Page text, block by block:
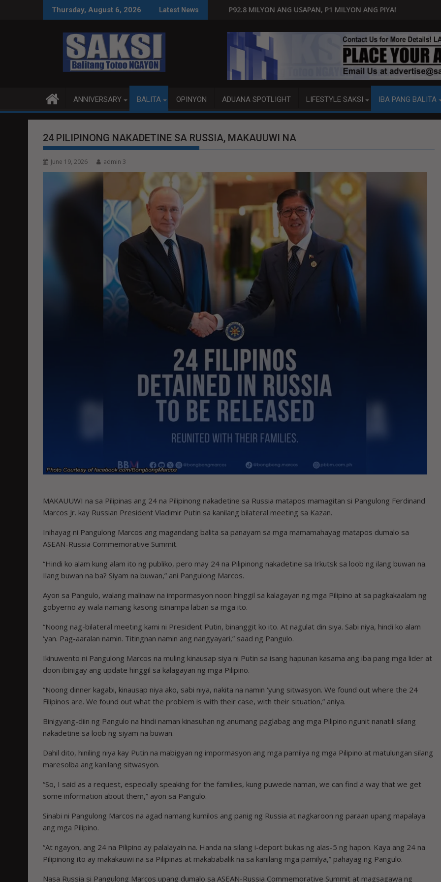
Thursday, August 6, 2026 Latest News
TALKS MAS PRODUKTIBO P92.8 MILYON ANG USAPAN, P1 MILYON ANG PIYANSA? HAGUPIT NG TS MAYMAY
ANNIVERSARY BALITA OPINYON ADUANA SPOTLIGHT LIFESTYLE SAKSI IBA PANG BALITA
24 PILIPINONG NAKADETINE SA RUSSIA, MAKAUUWI NA
June 19, 2026 admin 3
MAKAUUWI na sa Pilipinas ang 24 na Pilipinong nakadetine sa Russia matapos mamagitan si Pangulong Ferdinand
Marcos Jr. kay Russian President Vladimir Putin sa kanilang bilateral meeting sa Kazan.
Inihayag ni Pangulong Marcos ang magandang balita sa panayam sa mga mamamahayag matapos dumalo sa
ASEAN-Russia Commemorative Summit.
“Hindi ko alam kung alam ito ng publiko, pero may 24 na Pilipinong nakadetine sa Irkutsk sa loob ng ilang buwan na.
Ilang buwan na ba? Siyam na buwan,” ani Pangulong Marcos.
Ayon sa Pangulo, walang malinaw na impormasyon noon hinggil sa kalagayan ng mga Pilipino at sa pagkakaalam ng
gobyerno ay wala namang kasong isinampa laban sa mga ito.
“Noong nag-bilateral meeting kami ni President Putin, binanggit ko ito. At nagulat din siya. Sabi niya, hindi ko alam
‘yan. Pag-aaralan namin. Titingnan namin ang nangyayari,” saad ng Pangulo.
Ikinuwento ni Pangulong Marcos na muling kinausap siya ni Putin sa isang hapunan kasama ang iba pang mga lider at
doon ibinigay ang update hinggil sa kalagayan ng mga Pilipino.
“Noong dinner kagabi, kinausap niya ako, sabi niya, nakita na namin ‘yung sitwasyon. We found out where the 24
Filipinos are. We found out what the problem is with their case, with their situation,” aniya.
Binigyang-diin ng Pangulo na hindi naman kinasuhan ng anumang paglabag ang mga Pilipino ngunit nanatili silang
nakadetine sa loob ng siyam na buwan.
Dahil dito, hiniling niya kay Putin na mabigyan ng impormasyon ang mga pamilya ng mga Pilipino at matulungan silang
maresolba ang kanilang sitwasyon.
“So, I said as a request, especially speaking for the families, kung puwede naman, we can find a way that we get
some information about them,” ayon sa Pangulo.
Sinabi ni Pangulong Marcos na agad namang kumilos ang panig ng Russia at nagkaroon ng paraan upang mapalaya
ang mga Pilipino.
“At ngayon, ang 24 na Pilipino ay palalayain na. Handa na silang i-deport bukas ng alas-5 ng hapon. Kaya ang 24 na
Pilipinong ito ay makakauwi na sa Pilipinas at makababalik na sa kanilang mga pamilya,” pahayag ng Pangulo.
Nasa Russia si Pangulong Marcos upang dumalo sa ASEAN-Russia Commemorative Summit at magsagawa ng